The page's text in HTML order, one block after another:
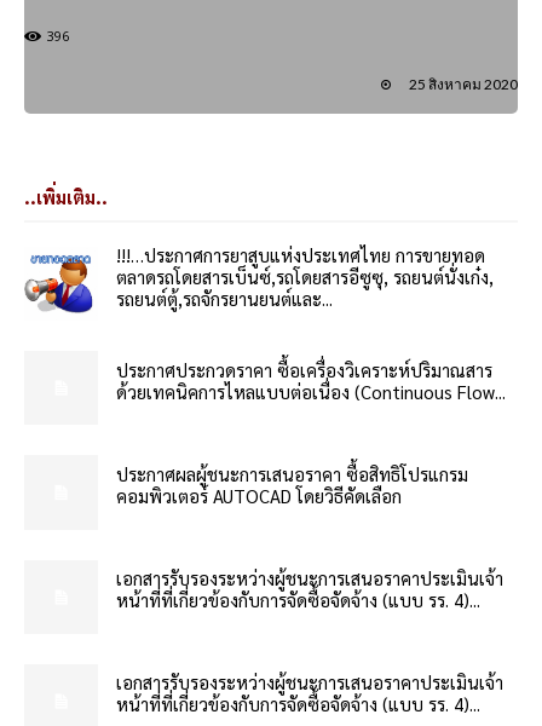
396
25 สิงหาคม 2020
..เพิ่มเติม..
!!!…ประกาศการยาสูบแห่งประเทศไทย การขายทอด
ตลาดรถโดยสารเบ็นซ์,รถโดยสารอีซูซุ, รถยนต์นั่งเก๋ง,
รถยนต์ตู้,รถจักรยานยนต์และ...
ประกาศประกวดราคา ซื้อเครื่องวิเคราะห์ปริมาณสาร
ด้วยเทคนิคการไหลแบบต่อเนื่อง (Continuous Flow...
ประกาศผลผู้ชนะการเสนอราคา ซื้อสิทธิโปรแกรม
คอมพิวเตอร์ AUTOCAD โดยวิธีคัดเลือก
เอกสารรับรองระหว่างผู้ชนะการเสนอราคาประเมินเจ้า
หน้าที่ที่เกี่ยวข้องกับการจัดซื้อจัดจ้าง (แบบ รร. 4)...
เอกสารรับรองระหว่างผู้ชนะการเสนอราคาประเมินเจ้า
หน้าที่ที่เกี่ยวข้องกับการจัดซื้อจัดจ้าง (แบบ รร. 4)...